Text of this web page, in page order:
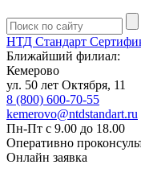
НТД Стандарт
Ближайший филиал:
Кемерово
ул. 50 лет Октября, 11
8 (800) 600-70-55
kemerovo@ntdstandart.ru
Пн-Пт с 9.00 до 18.00
Оперативно
Онлайн заявка